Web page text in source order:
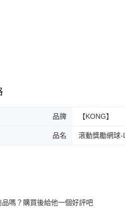
品牌 【KONG】
品名 滾動獎勵網球-L
嗎？購買後給他一個好評吧